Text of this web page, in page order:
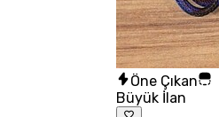
Öne Çıkan
Büyük İlan